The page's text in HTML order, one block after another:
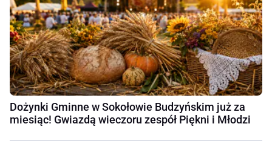
Dożynki Gminne w Sokołowie Budzyńskim już za
miesiąc! Gwiazdą wieczoru zespół Piękni i Młodzi